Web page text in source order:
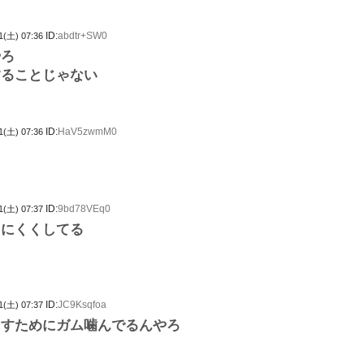
土) 07:36 ID:abdtr+SW0
ことじゃない
土) 07:36 ID:HaV5zwmM0
土) 07:37 ID:9bd78VEq0
くくしてる
土) 07:37 ID:JC9Ksqfoa
ためにガム噛んでるんやろ